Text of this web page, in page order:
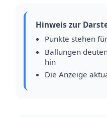
Hinweis zur
Punkte stehen
Ballungen
hin
Die Anzeige